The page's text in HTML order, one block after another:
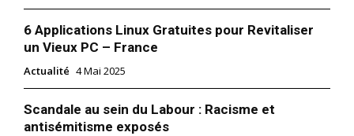
6 Applications Linux Gratuites pour Revitaliser
un Vieux PC – France
Actualité 4 Mai 2025
Scandale au sein du Labour : Racisme et
antisémitisme exposés